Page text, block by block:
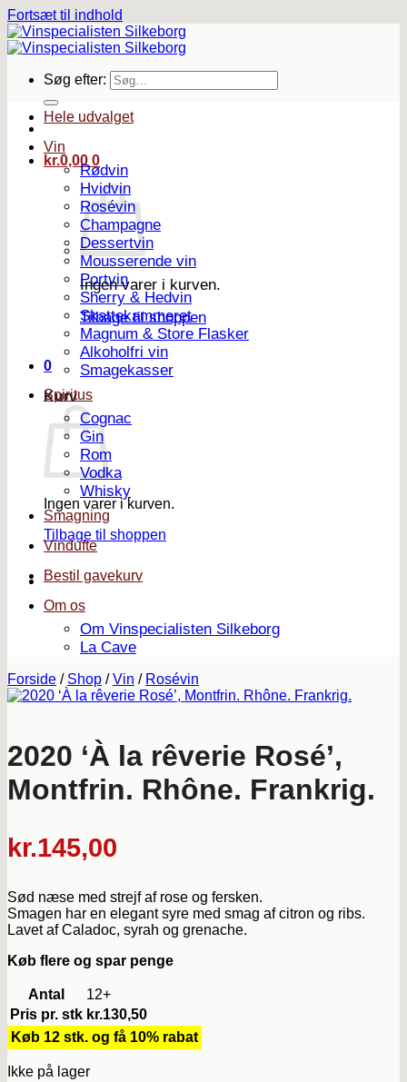
Fortsæt til indhold
Søg efter:
kr.0,00 0
Ingen varer i kurven.
Tilbage til shoppen
0
Kurv
Ingen varer i kurven.
Tilbage til shoppen
Hele udvalget
Vin
Rødvin
Hvidvin
Rosévin
Champagne
Dessertvin
Mousserende vin
Portvin
Sherry & Hedvin
Skattekammeret
Magnum & Store Flasker
Alkoholfri vin
Smagekasser
Spiritus
Cognac
Gin
Rom
Vodka
Whisky
Smagning
Vindufte
Bestil gavekurv
Om os
Om Vinspecialisten Silkeborg
La Cave
Forside / Shop / Vin / Rosévin
2020 ‘À la rêverie Rosé’,
Montfrin. Rhône. Frankrig.
kr.145,00
Sød næse med strejf af rose og fersken.
Smagen har en elegant syre med smag af citron og ribs.
Lavet af Caladoc, syrah og grenache.
Køb flere og spar penge
Antal
12+
Pris pr. stk kr.130,50
Køb 12 stk. og få 10% rabat
Ikke på lager